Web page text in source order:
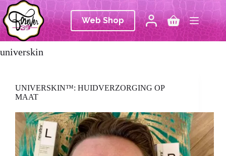
Ga
naar
de
inhoud
Web Shop Winkelwagen
universkin
UNIVERSKIN™: HUIDVERZORGING OP
MAAT